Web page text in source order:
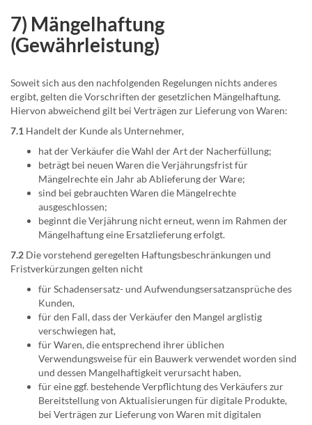
7) Mängelhaftung
(Gewährleistung)
Soweit sich aus den nachfolgenden Regelungen nichts anderes
ergibt, gelten die Vorschriften der gesetzlichen Mängelhaftung.
Hiervon abweichend gilt bei Verträgen zur Lieferung von Waren:
7.1 Handelt der Kunde als Unternehmer,
hat der Verkäufer die Wahl der Art der Nacherfüllung;
beträgt bei neuen Waren die Verjährungsfrist für
Mängelrechte ein Jahr ab Ablieferung der Ware;
sind bei gebrauchten Waren die Mängelrechte
ausgeschlossen;
beginnt die Verjährung nicht erneut, wenn im Rahmen der
Mängelhaftung eine Ersatzlieferung erfolgt.
7.2 Die vorstehend geregelten Haftungsbeschränkungen und
Fristverkürzungen gelten nicht
für Schadensersatz- und Aufwendungsersatzansprüche des
Kunden,
für den Fall, dass der Verkäufer den Mangel arglistig
verschwiegen hat,
für Waren, die entsprechend ihrer üblichen
Verwendungsweise für ein Bauwerk verwendet worden sind
und dessen Mangelhaftigkeit verursacht haben,
für eine ggf. bestehende Verpflichtung des Verkäufers zur
Bereitstellung von Aktualisierungen für digitale Produkte,
bei Verträgen zur Lieferung von Waren mit digitalen